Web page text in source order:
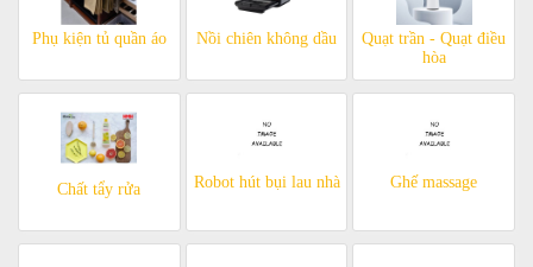
Phụ kiện tủ quần áo Nồi chiên không dầu
Quạt trần - Quạt điều
hòa
Chất tẩy rửa Robot hút bụi lau nhà Ghế massage